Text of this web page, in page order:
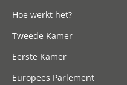
Hoe werkt het?
Tweede Kamer
Eerste Kamer
Europees Parlement